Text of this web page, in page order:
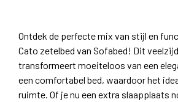
Ontdek de perfecte mix van stijl en
Cato zetelbed van Sofabed! Dit
transformeert moeiteloos van een
een comfortabel bed, waardoor het
ruimte. Of je nu een extra slaapplaats